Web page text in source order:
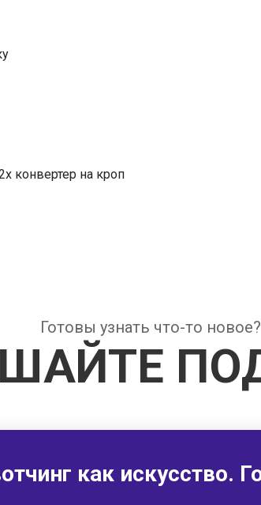
конвертер на кроп
Готовы узнать что-то новое?
как искусство.